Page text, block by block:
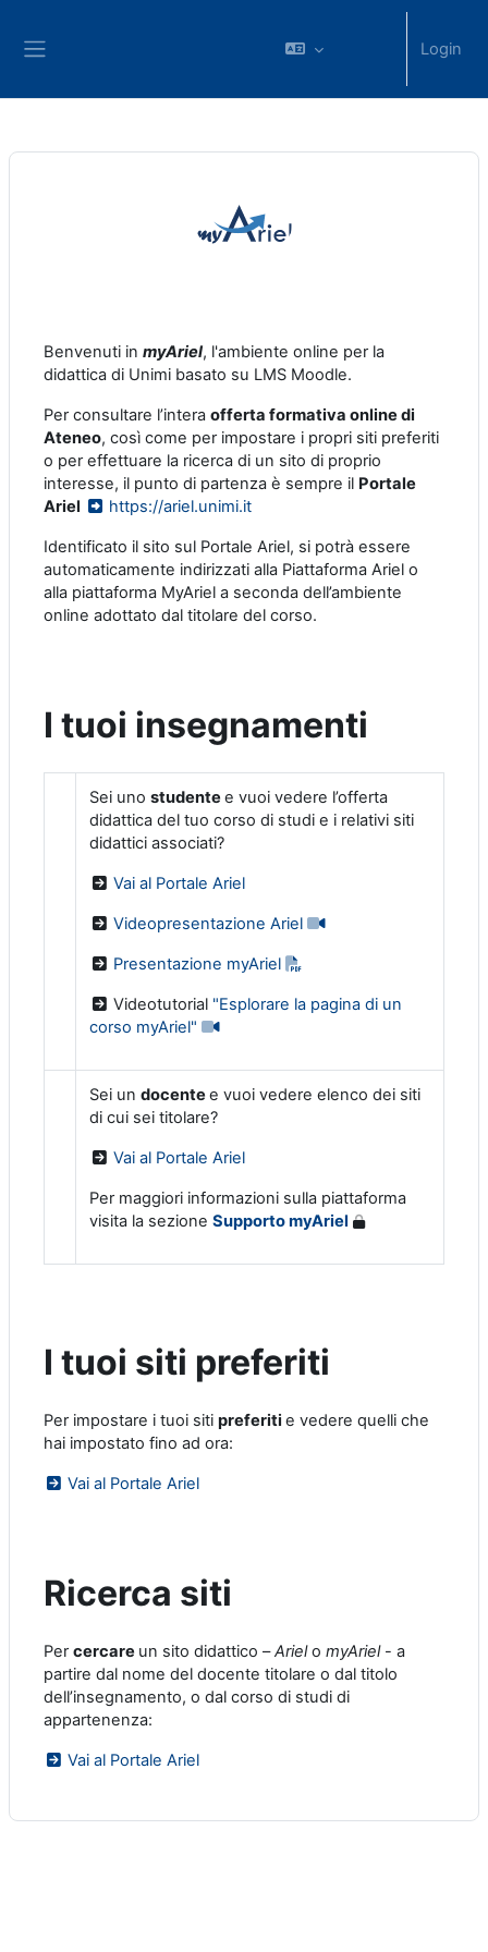
Login
Benvenuti in myAriel, l'ambiente online per la
didattica di Unimi basato su LMS Moodle.
Per consultare l’intera offerta formativa online di
Ateneo, così come per impostare i propri siti preferiti
o per effettuare la ricerca di un sito di proprio
interesse, il punto di partenza è sempre il Portale
Ariel
https://ariel.unimi.it
Identificato il sito sul Portale Ariel, si potrà essere
automaticamente indirizzati alla Piattaforma Ariel o
alla piattaforma MyAriel a seconda dell’ambiente
online adottato dal titolare del corso.
I tuoi insegnamenti
Sei uno studentee vuoi vedere l’offerta
didattica del tuo corso di studi e i relativi siti
didattici associati?
Vai al Portale Ariel
Videopresentazione Ariel
Presentazione myAriel
Videotutorial "Esplorare la pagina di un
corso myAriel"
Sei un docentee vuoi vedere elenco dei siti
di cui sei titolare?
Vai al Portale Ariel
Per maggiori informazioni sulla piattaforma
visita la sezione Supporto myAriel
I tuoi siti preferiti
Per impostare i tuoi siti preferiti e vedere quelli che
hai impostato fino ad ora:
Vai al Portale Ariel
Ricerca siti
Percercare un sito didattico –Arielo myAriel- a
partire dal nome del docente titolare o dal titolo
dell’insegnamento, o dal corso di studi di
appartenenza:
Vai al Portale Ariel